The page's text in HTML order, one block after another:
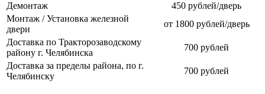
Демонтаж
450 рублей/дверь
Монтаж / Установка железной
двери
от 1800 рублей/дверь
Доставка по Тракторозаводскому
району г. Челябинска
700 рублей
Доставка за пределы района, по г.
Челябинску
700 рублей